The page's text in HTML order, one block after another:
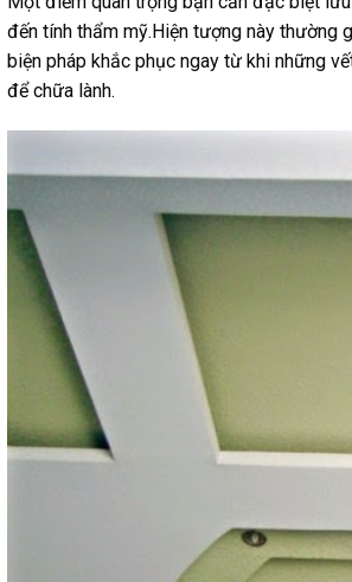
đến tính thẩm mỹ.Hiện tượng này thường
biện pháp khắc phục ngay từ khi những
để chữa lành.